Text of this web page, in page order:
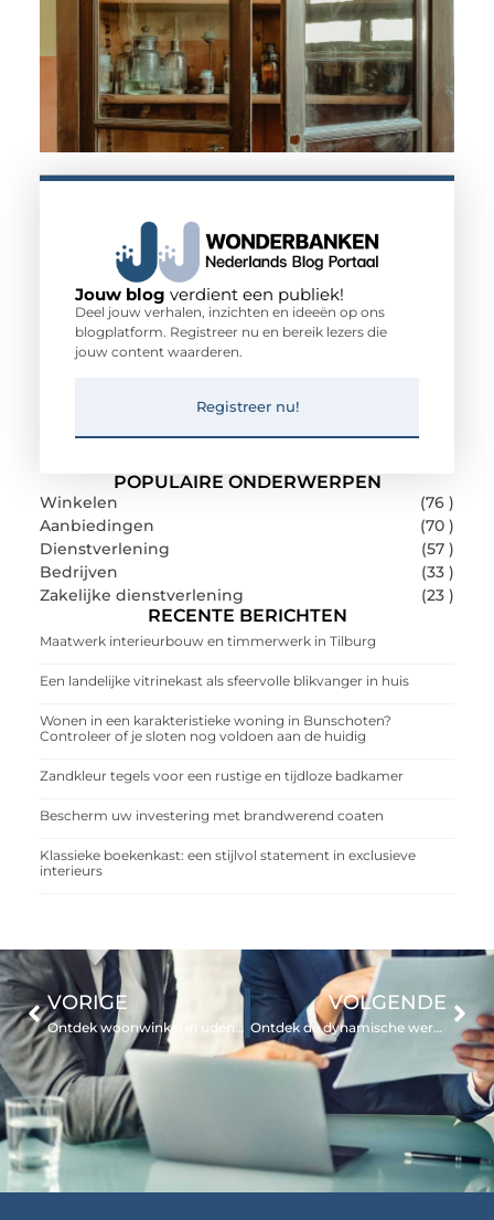
POPULAIRE ONDERWERPEN
Winkelen
(76 )
Aanbiedingen
(70 )
Dienstverlening
(57 )
Bedrijven
(33 )
Zakelijke dienstverlening
(23 )
RECENTE BERICHTEN
Maatwerk interieurbouw en timmerwerk in Tilburg
Een landelijke vitrinekast als sfeervolle blikvanger in huis
Wonen in een karakteristieke woning in Bunschoten?
Controleer of je sloten nog voldoen aan de huidig
Zandkleur tegels voor een rustige en tijdloze badkamer
Bescherm uw investering met brandwerend coaten
Klassieke boekenkast: een stijlvol statement in exclusieve
interieurs
Jouw blog verdient een publiek!
Deel jouw verhalen, inzichten en ideeën op ons
blogplatform. Registreer nu en bereik lezers die
jouw content waarderen.
Registreer nu!
VORIGE
Ontdek woonwinkel in uden voor stijl en inspiratie
VOLGENDE
Ontdek de dynamische wereld van zaalvoetbal in Gorinchem